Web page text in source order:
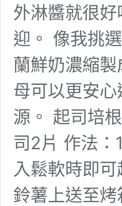
外淋醬就很
迎。 像我挑
蘭鮮奶濃縮
母可以更安
源。 起司培
司2片 作法：
入鬆軟時即
鈴薯上送至